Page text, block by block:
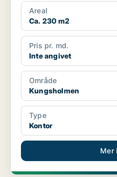
Areal
Ca. 230 m2
Pris pr. md.
Inte angivet
Område
Kungsholmen
Type
Kontor
Mer